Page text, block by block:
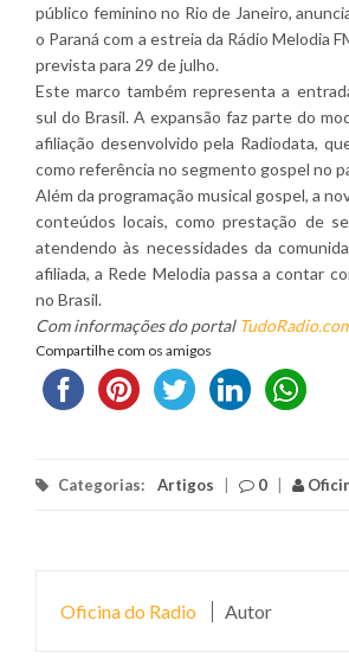
público feminino no Rio de Janeiro,
o Paraná com a estreia da Rádio Melodia
prevista para 29 de julho.
Este marco também representa a
sul do Brasil. A expansão faz parte do
afiliação desenvolvido pela Radiodata,
como referência no segmento gospel no
Além da programação musical gospel, a
conteúdos locais, como prestação de
atendendo às necessidades da
afiliada, a Rede Melodia passa a contar
no Brasil.
Com informações do portal
Compartilhe com os amigos
Categorias: Artigos | 0 |
Oficina do Radio Autor